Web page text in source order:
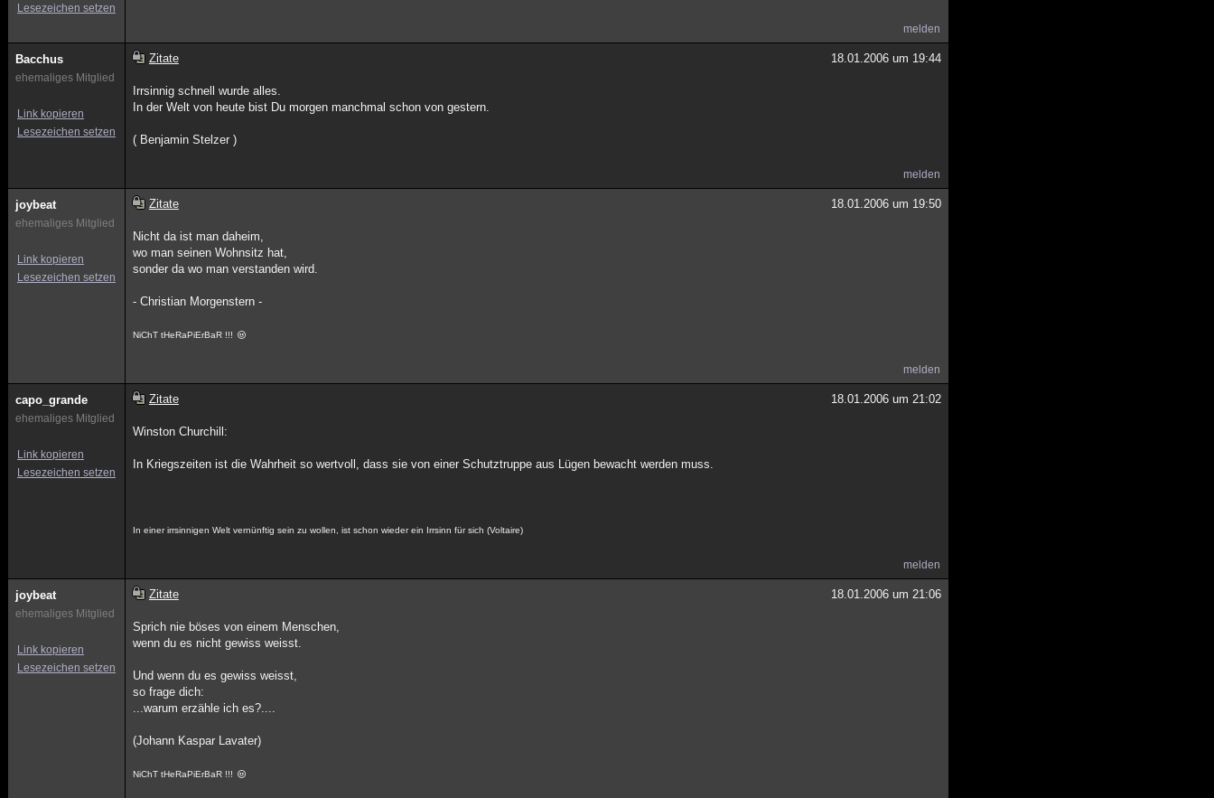
Lesezeichen setzen
melden
Bacchus
ehemaliges Mitglied
Link kopieren
Lesezeichen setzen
Zitate 18.01.2006 um 19:44
Irrsinnig schnell wurde alles.
In der Welt von heute bist Du morgen manchmal schon von gestern.
( Benjamin Stelzer )
melden
joybeat
ehemaliges Mitglied
Link kopieren
Lesezeichen setzen
Zitate 18.01.2006 um 19:50
Nicht da ist man daheim,
wo man seinen Wohnsitz hat,
sonder da wo man verstanden wird.
- Christian Morgenstern -
NiChT tHeRaPiErBaR !!!
melden
capo_grande
ehemaliges Mitglied
Link kopieren
Lesezeichen setzen
Zitate 18.01.2006 um 21:02
Winston Churchill:
In Kriegszeiten ist die Wahrheit so wertvoll, dass sie von einer Schutztruppe aus Lügen bewacht werden muss.
In einer irrsinnigen Welt vernünftig sein zu wollen, ist schon wieder ein Irrsinn für sich (Voltaire)
melden
joybeat
ehemaliges Mitglied
Link kopieren
Lesezeichen setzen
Zitate 18.01.2006 um 21:06
Sprich nie böses von einem Menschen,
wenn du es nicht gewiss weisst.
Und wenn du es gewiss weisst,
so frage dich:
...warum erzähle ich es?....
(Johann Kaspar Lavater)
NiChT tHeRaPiErBaR !!!